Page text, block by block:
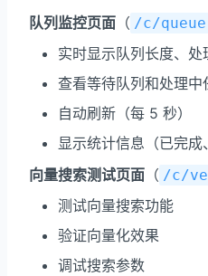
队列监控页面 （ /c/queue
实时显示队列长度、处
查看等待队列和处理中
自动刷新（每 5 秒）
显示统计信息（已完成
向量搜索测试页面 （ /c/
测试向量搜索功能
验证向量化效果
调试搜索参数